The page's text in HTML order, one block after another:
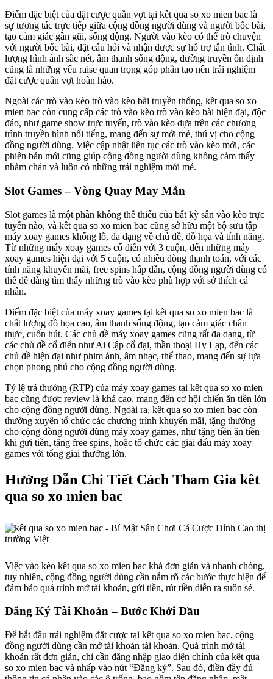
Điểm đặc biệt của đặt cược quần vợt tại kêt qua so xo mien bac là
sự tương tác trực tiếp giữa cộng đồng người dùng và người bốc bài,
tạo cảm giác gần gũi, sống động. Người vào kèo có thể trò chuyện
với người bốc bài, đặt câu hỏi và nhận được sự hỗ trợ tận tình. Chất
lượng hình ảnh sắc nét, âm thanh sống động, đường truyền ổn định
cũng là những yếu raise quan trọng góp phần tạo nên trải nghiệm
đặt cược quần vợt hoàn hảo.
Ngoài các trò vào kèo trò vào kèo bài truyền thống, kêt qua so xo
mien bac còn cung cấp các trò vào kèo trò vào kèo bài hiện đại, độc
đáo, như game show trực tuyến, trò vào kèo dựa trên các chương
trình truyền hình nổi tiếng, mang đến sự mới mẻ, thú vị cho cộng
đồng người dùng. Việc cập nhật liên tục các trò vào kèo mới, các
phiên bản mới cũng giúp cộng đồng người dùng không cảm thấy
nhàm chán và luôn có những trải nghiệm mới mẻ.
Slot Games – Vòng Quay May Mắn
Slot games là một phần không thể thiếu của bất kỳ sân vào kèo trực
tuyến nào, và kêt qua so xo mien bac cũng sở hữu một bộ sưu tập
máy xoay games khổng lồ, đa dạng về chủ đề, đồ họa và tính năng.
Từ những máy xoay games cổ điển với 3 cuộn, đến những máy
xoay games hiện đại với 5 cuộn, có nhiều dòng thanh toán, với các
tính năng khuyến mãi, free spins hấp dẫn, cộng đồng người dùng có
thể dễ dàng tìm thấy những trò vào kèo phù hợp với sở thích cá
nhân.
Điểm đặc biệt của máy xoay games tại kêt qua so xo mien bac là
chất lượng đồ họa cao, âm thanh sống động, tạo cảm giác chân
thực, cuốn hút. Các chủ đề máy xoay games cũng rất đa dạng, từ
các chủ đề cổ điển như Ai Cập cổ đại, thần thoại Hy Lạp, đến các
chủ đề hiện đại như phim ảnh, âm nhạc, thể thao, mang đến sự lựa
chọn phong phú cho cộng đồng người dùng.
Tỷ lệ trả thưởng (RTP) của máy xoay games tại kêt qua so xo mien
bac cũng được review là khá cao, mang đến cơ hội chiến ăn tiền lớn
cho cộng đồng người dùng. Ngoài ra, kêt qua so xo mien bac còn
thường xuyên tổ chức các chương trình khuyến mãi, tặng thưởng
cho cộng đồng người dùng máy xoay games, như tặng tiền ăn tiền
khi gửi tiền, tặng free spins, hoặc tổ chức các giải đấu máy xoay
games với tổng giải thưởng lớn.
Hướng Dẫn Chi Tiết Cách Tham Gia kêt
qua so xo mien bac
Việc vào kèo kêt qua so xo mien bac khá đơn giản và nhanh chóng,
tuy nhiên, cộng đồng người dùng cần nắm rõ các bước thực hiện để
đảm bảo quá trình mở tài khoản, gửi tiền, rút tiền diễn ra suôn sẻ.
Đăng Ký Tài Khoản – Bước Khởi Đầu
Để bắt đầu trải nghiệm đặt cược tại kêt qua so xo mien bac, cộng
đồng người dùng cần mở tài khoản tài khoản. Quá trình mở tài
khoản rất đơn giản, chỉ cần đăng nhập giao diện chính của kêt qua
so xo mien bac và nhấp vào nút “Đăng ký”. Sau đó, điền đầy đủ